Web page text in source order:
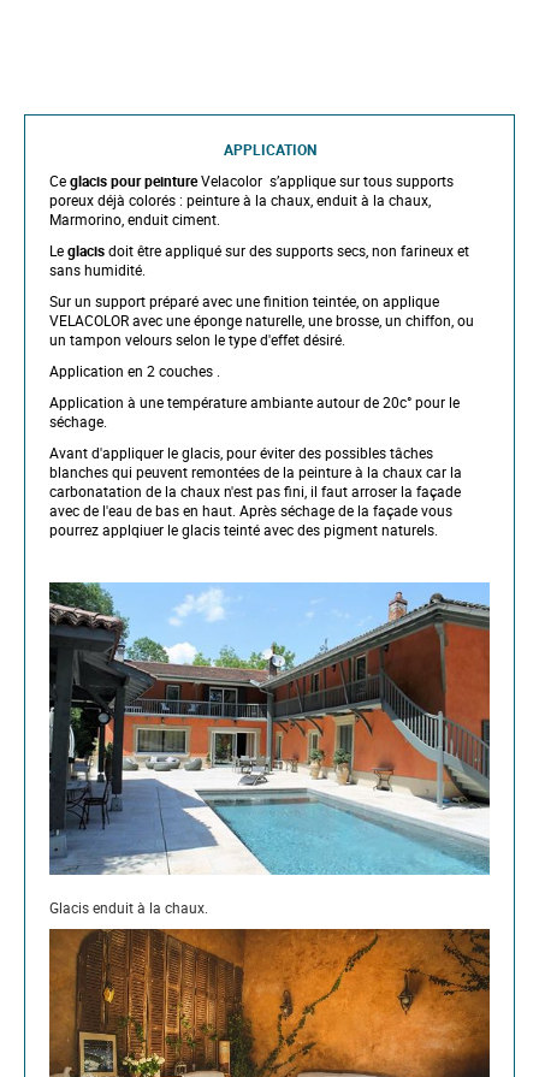
APPLICATION
Ceglacis pour peintureVelacolor s’applique sur tous supports
poreux déjà colorés : peinture à la chaux, enduit à la chaux,
Marmorino, enduit ciment.
Leglacisdoit être appliqué sur des supports secs, non farineux et
sans humidité.
Sur un support préparé avec une finition teintée, on applique
VELACOLOR avec une éponge naturelle, une brosse, un chiffon, ou
un tampon velours selon le type d'effet désiré.
Application en 2 couches .
Application à une température ambiante autour de 20c° pour le
séchage.
Avant d'appliquer le glacis, pour éviter des possibles tâches
blanches qui peuvent remontées de la peinture à la chaux car la
carbonatation de la chaux n'est pas fini, il faut arroser la façade
avec de l'eau de bas en haut. Après séchage de la façade vous
pourrez applqiuer le glacis teinté avec des pigment naturels.
Glacis enduit à la chaux.